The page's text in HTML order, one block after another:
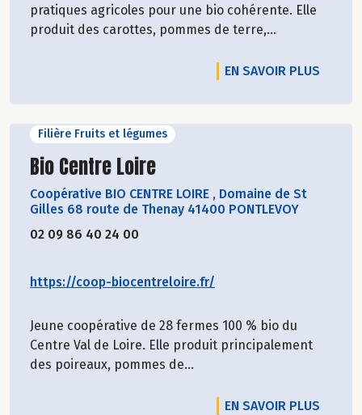
pratiques agricoles pour une bio cohérente. Elle
produit des carottes, pommes de terre,...
EN SAVOIR PLUS
Filière Fruits et légumes
Découvrir le producteur
Bio Centre Loire
Coopérative BIO CENTRE LOIRE , Domaine de St
Gilles 68 route de Thenay 41400 PONTLEVOY
02 09 86 40 24 00
https://coop-biocentreloire.fr/
Jeune coopérative de 28 fermes 100 % bio du
Centre Val de Loire. Elle produit principalement
des poireaux, pommes de...
EN SAVOIR PLUS